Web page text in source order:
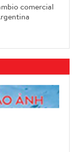
comercial